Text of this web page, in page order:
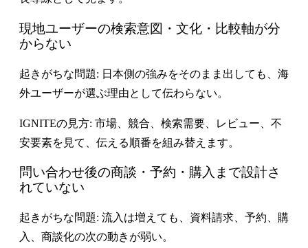
現地ユーザーの検索意図・文化・比較軸が分
からない
起きがちな問題: 日本側の強みをそのまま出しても、海
外ユーザーが選ぶ理由として伝わらない。
IGNITEの見方: 市場、競合、検索需要、レビュー、不
安要素を見て、伝える順番を組み替えます。
問い合わせ後の商談・予約・購入まで設計さ
れていない
起きがちな問題: 流入は増えても、資料請求、予約、購
入、商談化の次の動きが弱い。